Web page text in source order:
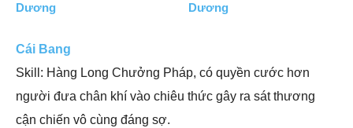
Dương
Dương
Cái Bang
Skill: Hàng Long Chưởng Pháp, có quyền cước hơn
người đưa chân khí vào chiêu thức gây ra sát thương
cận chiến vô cùng đáng sợ.